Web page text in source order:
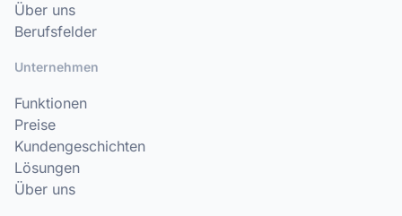
Über uns
Berufsfelder
Unternehmen
Funktionen
Preise
Kundengeschichten
Lösungen
Über uns